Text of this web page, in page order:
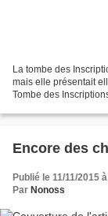
La tombe des
mais elle présentait
Tombe des
Encore des
Publié le 11/11/2015
Par Nonoss